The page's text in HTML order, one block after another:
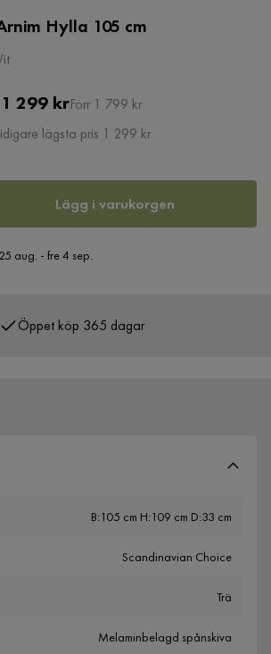
Hylla 105 cm
Pris
1 299 krOriginal
Pris
Förr 1 799 kr
lägsta pris 1 299 kr
Lägg i varukorgen
aug. - fre 4 sep.
B:105 cm H:109 cm D:33 cm
Scandinavian Choice
Trä
Melaminbelagd spånskiva